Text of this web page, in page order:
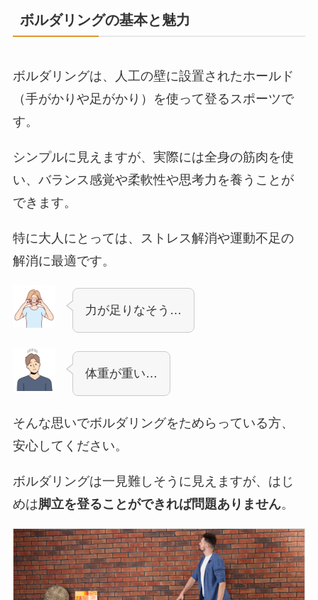
ボルダリングの基本と魅力
ボルダリングは、人工の壁に設置されたホールド
（手がかりや足がかり）を使って登るスポーツで
す。
シンプルに見えますが、実際には全身の筋肉を使
い、バランス感覚や柔軟性や思考力を養うことが
できます。
特に大人にとっては、ストレス解消や運動不足の
解消に最適です。
力が足りなそう…
体重が重い…
そんな思いでボルダリングをためらっている方、
安心してください。
ボルダリングは一見難しそうに見えますが、はじ
めは脚立を登ることができれば問題ありません。